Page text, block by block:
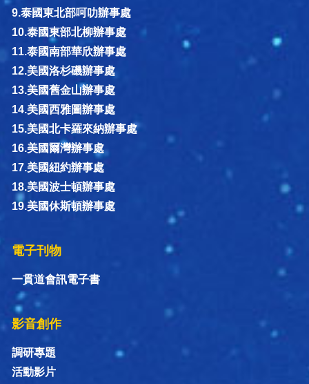
9.泰國東北部呵叻辦事處
10.泰國東部北柳辦事處
11.泰國南部華欣辦事處
12.美國洛杉磯辦事處
13.美國舊金山辦事處
14.美國西雅圖辦事處
15.美國北卡羅來納辦事處
16.美國爾灣辦事處
17.美國紐約辦事處
18.美國波士頓辦事處
19.美國休斯頓辦事處
電子刊物
一貫道會訊電子書
影音創作
調研專題
活動影片